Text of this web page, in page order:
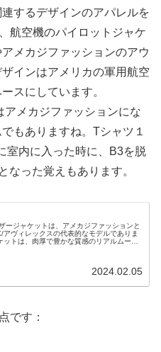
するデザインのアパレルを
航空機のパイロットジャケ
メカジファッションのアウ
インはアメリカの軍用航空
スにしています。
メカジファッションにな
もありますね。Tシャツ１
室内に入った時に、B3を脱
なった覚えもあります。
ージャケットは、アメカジファッションと
アヴィレックスの代表的なモデルでありま
ットは、肉厚で豊かな質感のリアルムート
2024.02.05
です：